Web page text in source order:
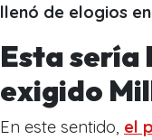
llenó de elogios
Esta
exigido
En este sentido, el